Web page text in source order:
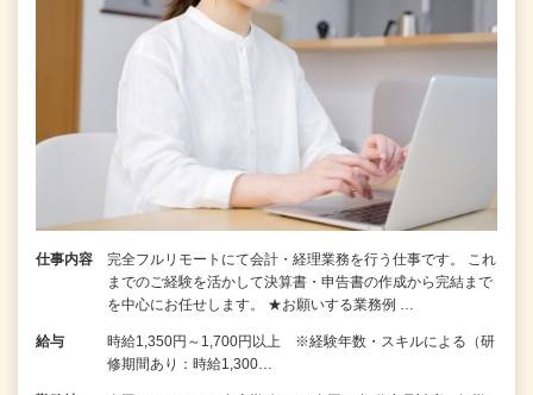
仕事内容
完全フルリモートにて会計・経理業務を行う仕事です。 これ
までのご経験を活かして決算書・申告書の作成から完結まで
を中⼼にお任せします。 ★お願いする業務例 …
給与
時給1,350円～1,700円以上 ※経験年数・スキルによる（研
修期間あり：時給1,300…